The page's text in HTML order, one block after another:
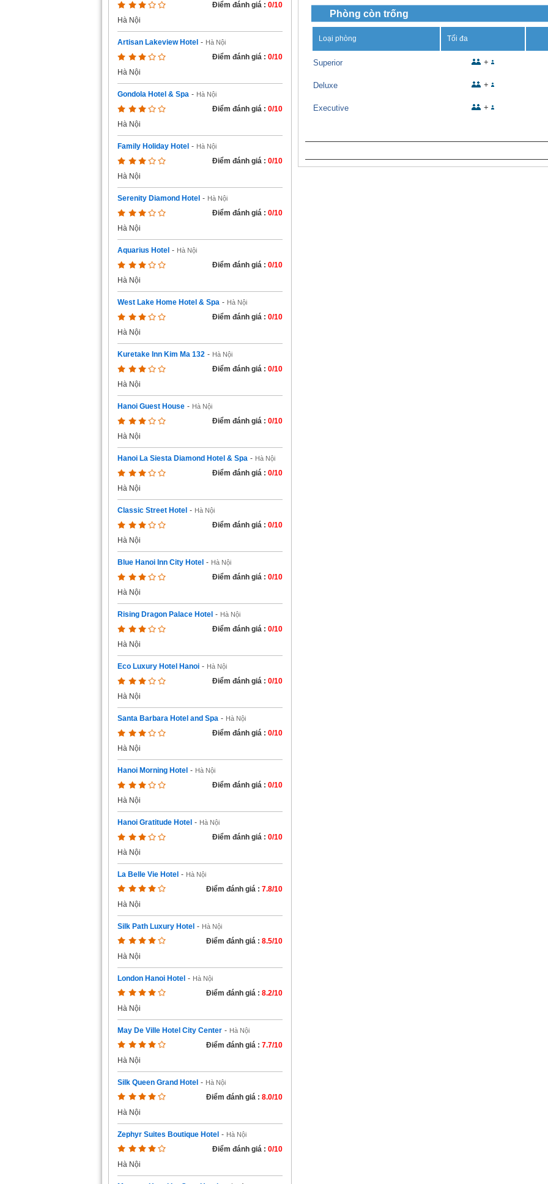
Điểm đánh giá : 0/10
Hà Nội
Artisan Lakeview Hotel - Hà Nội
Điểm đánh giá : 0/10
Hà Nội
Gondola Hotel & Spa - Hà Nội
Điểm đánh giá : 0/10
Hà Nội
Family Holiday Hotel - Hà Nội
Điểm đánh giá : 0/10
Hà Nội
Serenity Diamond Hotel - Hà Nội
Điểm đánh giá : 0/10
Hà Nội
Aquarius Hotel - Hà Nội
Điểm đánh giá : 0/10
Hà Nội
West Lake Home Hotel & Spa - Hà Nội
Điểm đánh giá : 0/10
Hà Nội
Kuretake Inn Kim Ma 132 - Hà Nội
Điểm đánh giá : 0/10
Hà Nội
Hanoi Guest House - Hà Nội
Điểm đánh giá : 0/10
Hà Nội
Hanoi La Siesta Diamond Hotel & Spa - Hà Nội
Điểm đánh giá : 0/10
Hà Nội
Classic Street Hotel - Hà Nội
Điểm đánh giá : 0/10
Hà Nội
Blue Hanoi Inn City Hotel - Hà Nội
Điểm đánh giá : 0/10
Hà Nội
Rising Dragon Palace Hotel - Hà Nội
Điểm đánh giá : 0/10
Hà Nội
Eco Luxury Hotel Hanoi - Hà Nội
Điểm đánh giá : 0/10
Hà Nội
Santa Barbara Hotel and Spa - Hà Nội
Điểm đánh giá : 0/10
Hà Nội
Hanoi Morning Hotel - Hà Nội
Điểm đánh giá : 0/10
Hà Nội
Hanoi Gratitude Hotel - Hà Nội
Điểm đánh giá : 0/10
Hà Nội
La Belle Vie Hotel - Hà Nội
Điểm đánh giá : 7.8/10
Hà Nội
Silk Path Luxury Hotel - Hà Nội
Điểm đánh giá : 8.5/10
Hà Nội
London Hanoi Hotel - Hà Nội
Điểm đánh giá : 8.2/10
Hà Nội
May De Ville Hotel City Center - Hà Nội
Điểm đánh giá : 7.7/10
Hà Nội
Silk Queen Grand Hotel - Hà Nội
Điểm đánh giá : 8.0/10
Hà Nội
Zephyr Suites Boutique Hotel - Hà Nội
Điểm đánh giá : 0/10
Hà Nội
Phòng còn trống
Loại phòng Tối đa
Superior +
Deluxe +
Executive +